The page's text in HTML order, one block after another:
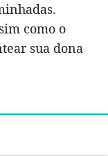
como o
sua dona